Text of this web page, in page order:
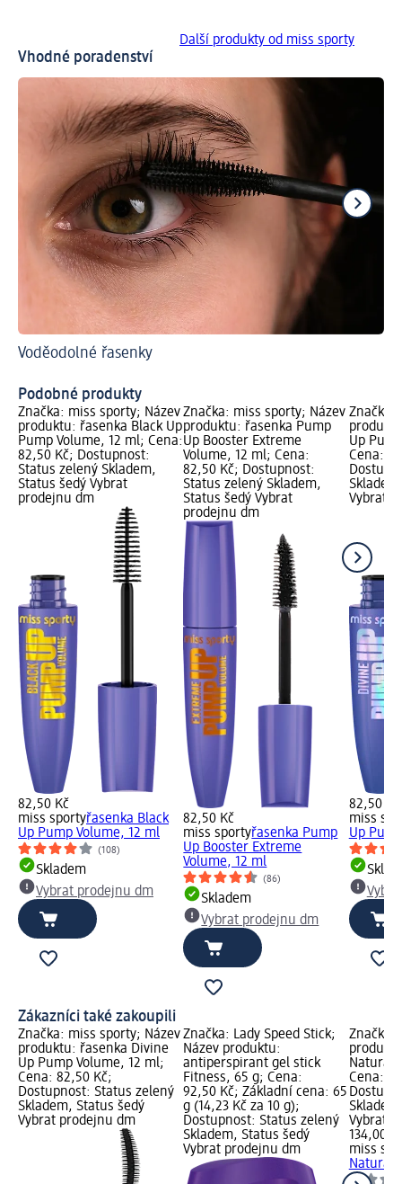
Další produkty od miss sporty
Vhodné poradenství
Voděodolné řasenky
Podobné produkty
Značka: miss sporty; Název
produktu: řasenka Black Up
Pump Volume, 12 ml; Cena:
82,50 Kč; Dostupnost:
Status zelený Skladem,
Status šedý Vybrat
prodejnu dm
82,50 Kč
miss sportyřasenka Black
Up Pump Volume, 12 ml
(108)
Skladem
Vybrat prodejnu dm
Značka: miss sporty; Název
produktu: řasenka Pump
Up Booster Extreme
Volume, 12 ml; Cena:
82,50 Kč; Dostupnost:
Status zelený Skladem,
Status šedý Vybrat
prodejnu dm
82,50 Kč
miss sportyřasenka Pump
Up Booster Extreme
Volume, 12 ml
(86)
Skladem
Vybrat prodejnu dm
Značka:
Up
Cena:
Vybrat
82,50 Kč
miss
Up
Zákazníci také zakoupili
Značka: miss sporty; Název
produktu: řasenka Divine
Up Pump Volume, 12 ml;
Cena: 82,50 Kč;
Dostupnost: Status zelený
Skladem, Status šedý
Vybrat prodejnu dm
Značka: Lady Speed Stick;
Název produktu:
antiperspirant gel stick
Fitness, 65 g; Cena:
92,50 Kč; Základní cena: 65
g (14,23 Kč za 10 g);
Dostupnost: Status zelený
Skladem, Status šedý
Vybrat prodejnu dm
Značka:
Cena:
Vybrat
134,00
miss